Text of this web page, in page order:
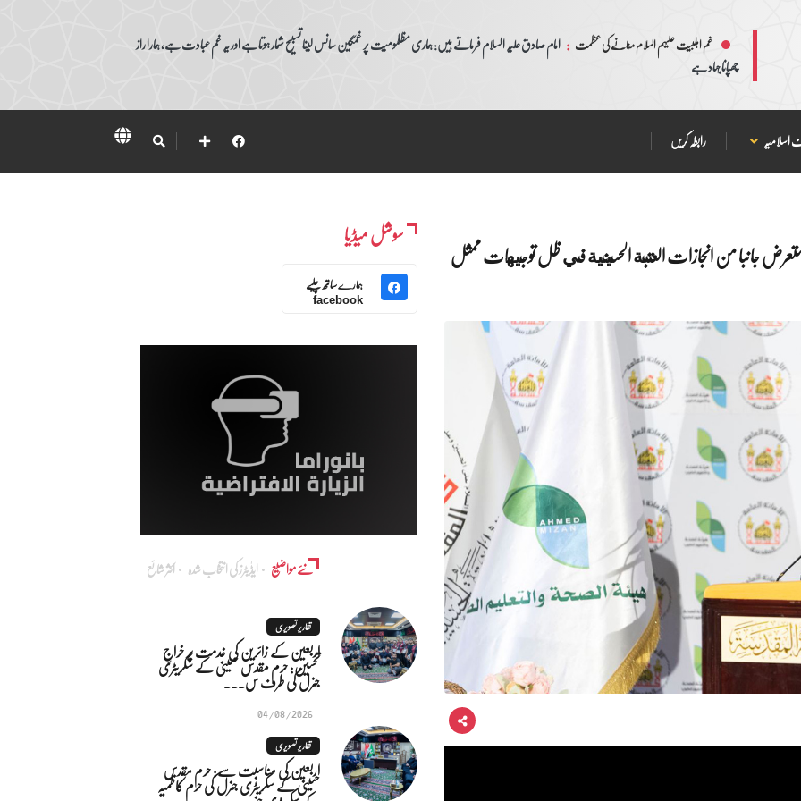
غم اہلبیت علیہم السلام منانے کی عظمت : امام صادق علیہ السلام فرماتے ہیں: ہماری مظلمومیت پر غمگین سانس لینا تسبیح شمار ہوتا ہے اور یہ غم عبادت ہے، ہمارا راز
چھپانا جہاد ہے
اسلامیہ رابطہ کریں
جانبا من انجازات العتبة الحسينية في ظل توجيهات ممثل
سوشل میڈیا
ہمارے ساتھ چلیے
facebook
نئے مواضیع ایڈٰیٹرز کی انتخاب شدہ اکثر شائع
تقاریر تصویری
اربعین کے زائرین کی خدمت پر خراجِ
تحسین: حرم مقدس حسینی کے سکریٹری
جنرل کی طرف س...
04/08/2026
تقاریر تصویری
اربعین کی مناسبت سے: حرم مقدس
حسینی کے سکریٹری جنرل کی حرم کاظمیہ